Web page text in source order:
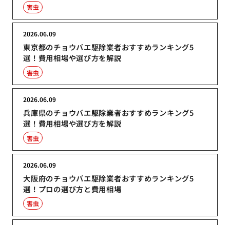
害虫
東京都のチョウバエ駆除業者おすすめランキング5
選！費用相場や選び方を解説
2026.06.09
害虫
兵庫県のチョウバエ駆除業者おすすめランキング5
選！費用相場や選び方を解説
2026.06.09
害虫
大阪府のチョウバエ駆除業者おすすめランキング5
選！プロの選び方と費用相場
2026.06.09
害虫